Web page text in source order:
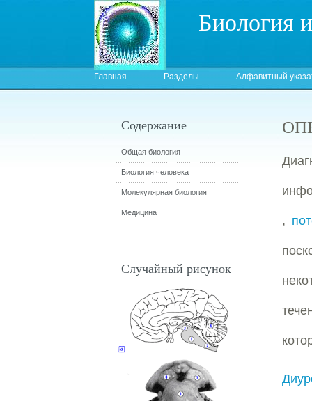
Биология
Главная Разделы Алфавитный
,
Содержание
Общая биология
Биология человека
Молекулярная биология
Медицина
Случайный рисунок